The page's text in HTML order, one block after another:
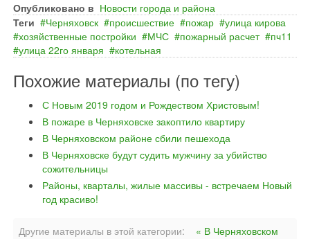
Опубликовано в Новости города и района
Теги
Черняховск происшествие пожар
улица кирова
хозяйственные постройки
МЧС пожарный расчет
пч11
улица 22го января
котельная
Похожие материалы (по тегу)
С Новым 2019 годом и Рождеством Христовым!
В пожаре в Черняховске закоптило квартиру
В Черняховском районе сбили пешехода
В Черняховске будут судить мужчину за убийство
сожительницы
Районы, кварталы, жилые массивы - встречаем Новый
год красиво!
Другие материалы в этой категории:
« В Черняховском